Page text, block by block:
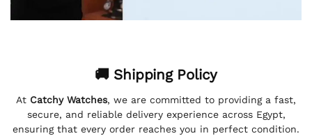
🚚 Shipping Policy
At Catchy Watches, we are committed to providing a fast,
secure, and reliable delivery experience across Egypt,
ensuring that every order reaches you in perfect condition.